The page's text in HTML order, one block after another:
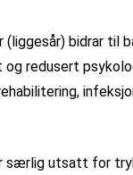
bidrar til
redusert
særlig utsatt for